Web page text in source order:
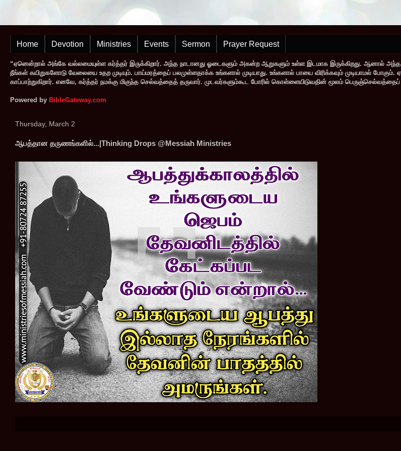
Home Devotion Ministries Events Sermon Prayer Request
“ஏனென்றால் அங்கே வல்லமையுள்ள கர்த்தர் இருக்கிறார். அந்த நாடானது ஓடைகளும் அகன்ற ஆறுகளும் உள்ள இடமாக இருக்கிறது. ஆனால்
நீங்கள் கயிறுகளோடு வேலையை உதற முடியும். பாய்மரத்தைப் பலமுள்ளதாக்க உங்களால் முடியாது. உங்களால் பாயை விரிக்கவும் முடியாமல்
காப்பாற்றுகிறார். எனவே, கர்த்தர் நமக்கு மிகுந்த செல்வத்தைத் தருவார். முடவர்களும்கூட போரில் கொள்ளையிடுவதின் மூலம்
Powered by BibleGateway.com
Thursday, March 2
ஆபத்தான தருணங்களில்...|Thinking Drops @Messiah Ministries